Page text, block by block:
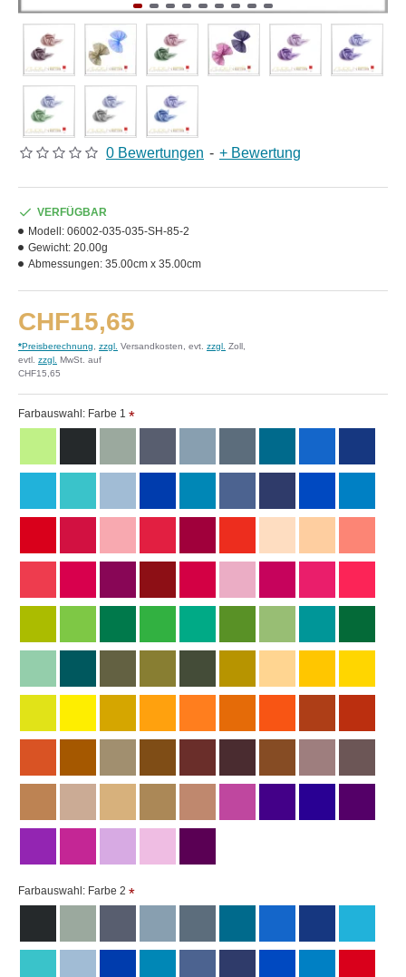
0 Bewertungen - + Bewertung
CHF15,65
*Preisberechnung zzgl. Versandkosten, evt. zzgl. Zoll,
evtl. zzgl. MwSt. auf
CHF15,65
VERFÜGBAR
Modell: 06002-035-035-SH-85-2
Gewicht: 20.00g
Abmessungen: 35.00cm x 35.00cm
Farbauswahl: Farbe 1
Farbauswahl: Farbe 2